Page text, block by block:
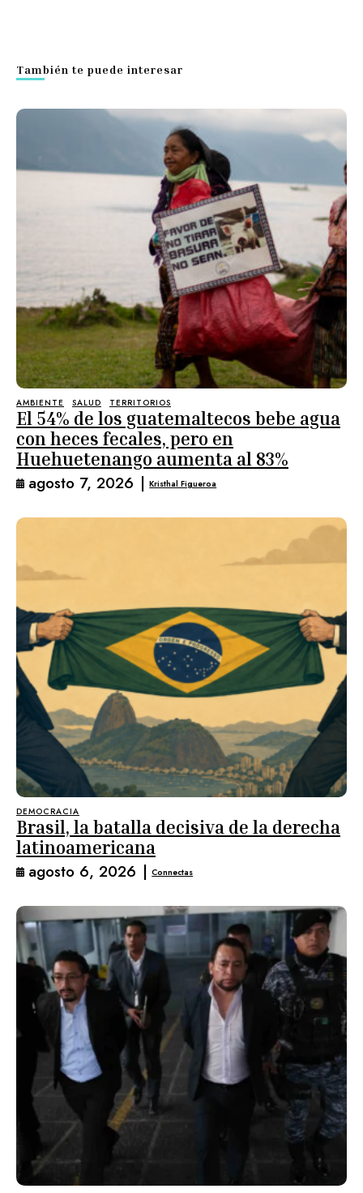
También te puede interesar
AMBIENTE SALUD TERRITORIOS
El 54% de los guatemaltecos bebe agua
con heces fecales, pero en
Huehuetenango aumenta al 83%
agosto 7, 2026 | Kristhal Figueroa
DEMOCRACIA
Brasil, la batalla decisiva de la derecha
latinoamericana
agosto 6, 2026 | Connectas